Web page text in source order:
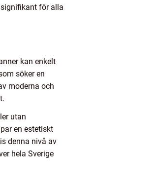
för alla
kan enkelt
söker en
moderna och
utan
en estetiskt
denna nivå av
hela Sverige